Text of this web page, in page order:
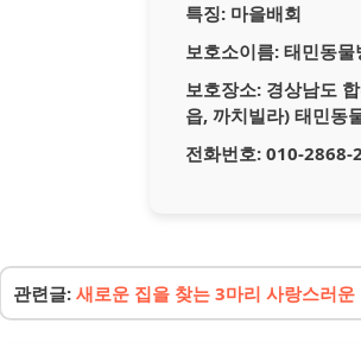
특징: 마을배회
보호소이름: 태민동물
보호장소: 경상남도
읍, 까치빌라) 태민동
전화번호: 010-2868-
관련글:새로운 집을 찾는 3마리 사랑스러운